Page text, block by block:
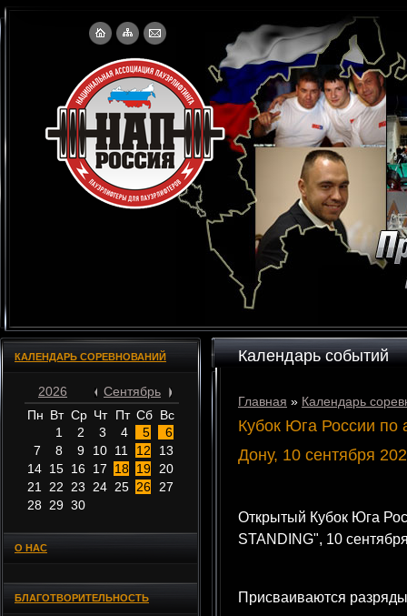
КАЛЕНДАРЬ СОРЕВНОВАНИЙ
2026
Сентябрь
Пн Вт Ср Чт Пт Сб Вс
1
2 3 4 5
6
7
8 9 10 11 12
13
14 15 16 17 18 19
20
21
22 23 24 25 26
27
28
29 30
О НАС
БЛАГОТВОРИТЕЛЬНОСТЬ
Календарь событий
Главная » Календарь
Кубок Юга России
Дону, 10 сентября
Открытый Кубок Юга
STANDING", 10
Присваиваются